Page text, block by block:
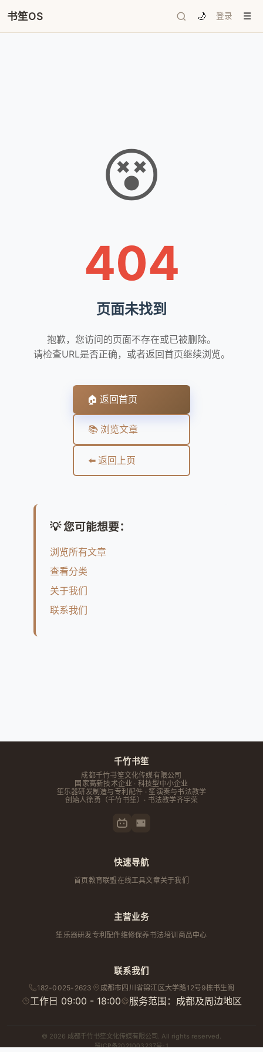
书笙OS 🌙 登录 ☰
😵
404
页面未找到
抱歉，您访问的页面不存在或已被删除。
请检查URL是否正确，或者返回首页继续浏览。
🏠 返回首页
📚 浏览文章
⬅️ 返回上页
💡 您可能想要：
浏览所有文章
查看分类
关于我们
联系我们
千竹书笙
成都千竹书笙文化传媒有限公司
国家高新技术企业 · 科技型中小企业
笙乐器研发制造与专利配件 · 笙演奏与书法教学
创始人徐勇 （千竹书笙）· 书法教学齐宇荣
快速导航
首页教育联盟在线工具文章关于我们
主营业务
笙乐器研发专利配件维修保养 书法培训 商品中心
联系我们
182-0025-2623 成都市四川省锦江区大学路12号9栋书生阁
工作日 09:00 - 18:00 服务范围：成都及周边地区
© 2026 成都千竹书笙文化传媒有限公司. All rights reserved.
蜀ICP备2021003237号-1